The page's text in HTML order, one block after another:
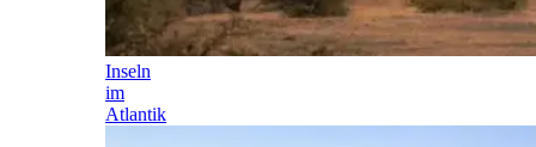
Inseln
im
Atlantik